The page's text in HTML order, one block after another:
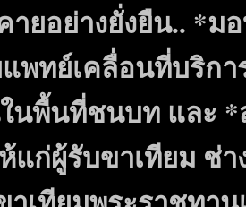
ายอย่างยั่งยืน.. *
พทย์เคลื่อนที่บริก
ในพื้นที่ชนบท และ
แก่ผู้รับขาเทียม ช่